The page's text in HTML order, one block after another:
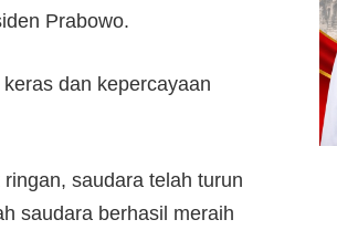
Prabowo.
dan kepercayaan
saudara telah turun
saudara berhasil meraih